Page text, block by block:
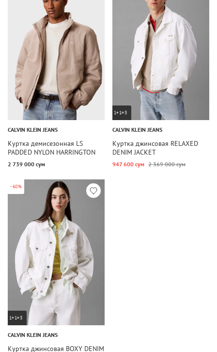
CALVIN KLEIN JEANS
Куртка демисезонная LS
PADDED NYLON HARRINGTON
JACKE
2 739 000 сум
1+1=3
CALVIN KLEIN JEANS
Куртка джинсовая RELAXED
DENIM JACKET
947 600 сум 2 369 000 сум
-60%
1+1=3
CALVIN KLEIN JEANS
Куртка джинсовая BOXY DENIM